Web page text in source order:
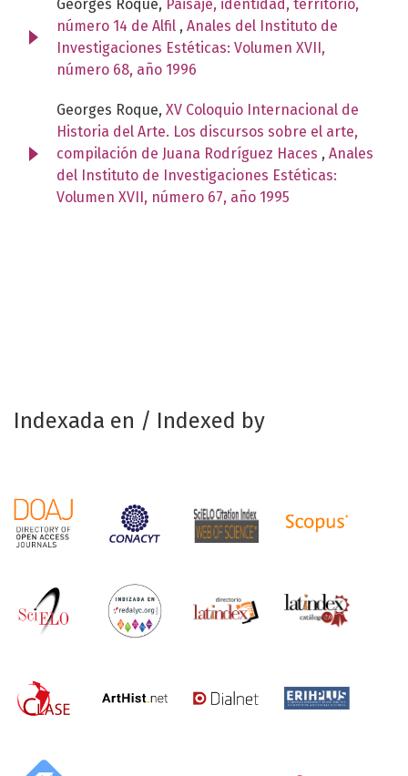
Georges Roque, Paisaje, identidad, territorio,
número 14 de Alfil , Anales del Instituto de
Investigaciones Estéticas: Volumen XVII,
número 68, año 1996
Georges Roque, XV Coloquio Internacional de
Historia del Arte. Los discursos sobre el arte,
compilación de Juana Rodríguez Haces , Anales
del Instituto de Investigaciones Estéticas:
Volumen XVII, número 67, año 1995
Indexada en / Indexed by